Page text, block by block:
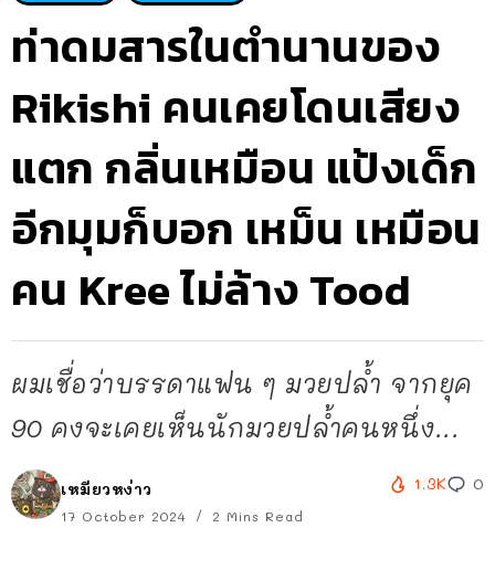
ท่าดมสารในตำนานของ
Rikishi คนเคยโดนเสียง
แตก กลิ่นเหมือน แป้งเด็ก
อีกมุมก็บอก เหม็น เหมือน
คน Kree ไม่ล้าง Tood
ผมเชื่อว่าบรรดาแฟน ๆ มวยปล้ำ จากยุค
90 คงจะเคยเห็นนักมวยปล้ำคนหนึ่ง...
เหมียวหง่าว
17 October 2024 2 Mins Read
1.3K 0